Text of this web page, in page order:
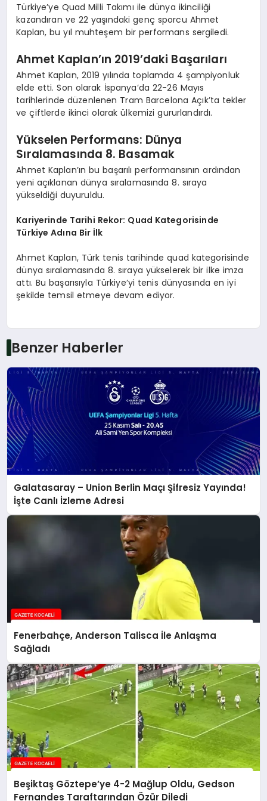
Türkiye’ye Quad Milli Takımı ile dünya ikinciliği
kazandıran ve 22 yaşındaki genç sporcu Ahmet
Kaplan, bu yıl muhteşem bir performans sergiledi.
Ahmet Kaplan’ın 2019’daki Başarıları
Ahmet Kaplan, 2019 yılında toplamda 4 şampiyonluk
elde etti. Son olarak İspanya’da 22-26 Mayıs
tarihlerinde düzenlenen Tram Barcelona Açık’ta tekler
ve çiftlerde ikinci olarak ülkemizi gururlandırdı.
Yükselen Performans: Dünya
Sıralamasında 8. Basamak
Ahmet Kaplan’ın bu başarılı performansının ardından
yeni açıklanan dünya sıralamasında 8. sıraya
yükseldiği duyuruldu.
Kariyerinde Tarihi Rekor: Quad Kategorisinde
Türkiye Adına Bir İlk
Ahmet Kaplan, Türk tenis tarihinde quad kategorisinde
dünya sıralamasında 8. sıraya yükselerek bir ilke imza
attı. Bu başarısıyla Türkiye’yi tenis dünyasında en iyi
şekilde temsil etmeye devam ediyor.
Benzer Haberler
Galatasaray – Union Berlin Maçı Şifresiz Yayında!
İşte Canlı İzleme Adresi
Fenerbahçe, Anderson Talisca İle Anlaşma
Sağladı
Beşiktaş Göztepe’ye 4-2 Mağlup Oldu, Gedson
Fernandes Taraftarından Özür Diledi